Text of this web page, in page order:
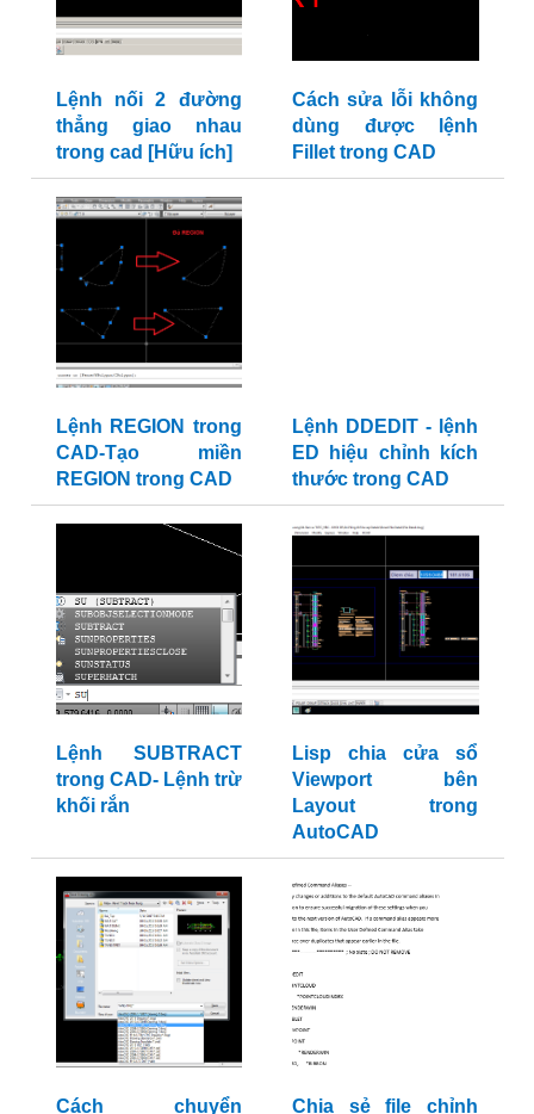
Lệnh nối 2 đường
thẳng giao nhau
trong cad [Hữu ích]
Cách sửa lỗi không
dùng được lệnh
Fillet trong CAD
Lệnh REGION trong
CAD-Tạo miền
REGION trong CAD
Lệnh DDEDIT - lệnh
ED hiệu chỉnh kích
thước trong CAD
Lệnh SUBTRACT
trong CAD- Lệnh trừ
khối rắn
Lisp chia cửa sổ
Viewport bên
Layout trong
AutoCAD
Cách chuyển Chia sẻ file chỉnh